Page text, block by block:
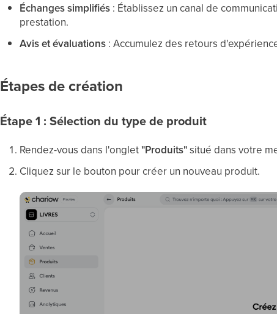
Échanges simplifiés : Établissez un canal de
prestation.
Avis et évaluations : Accumulez des retours
Étapes de création
Étape 1 : Sélection du type de produit
Rendez-vous dans l'onglet"Produits"situé dans votre
Cliquez sur le bouton pour créer un nouveau produit.